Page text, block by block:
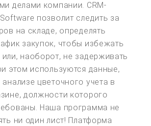
делами компании. CRM-
позволит следить за
на складе, определять
закупок, чтобы избежать
наоборот, не задерживать
этом используются данные,
цветочного учета в
должности которого
Наша программа не
ни один лист! Платформа